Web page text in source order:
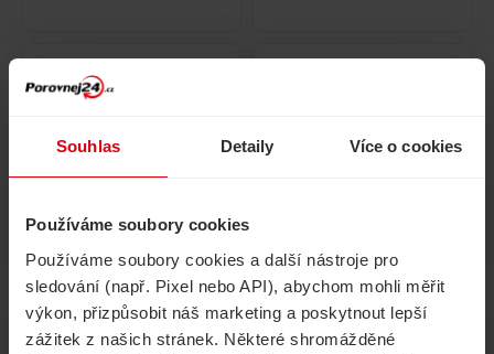
Souhlas Detaily Více o cookies
Používáme soubory cookies
Používáme soubory cookies a další nástroje pro
sledování (např. Pixel nebo API), abychom mohli měřit
výkon, přizpůsobit náš marketing a poskytnout lepší
zážitek z našich stránek. Některé shromážděné
Volání, internet, TV